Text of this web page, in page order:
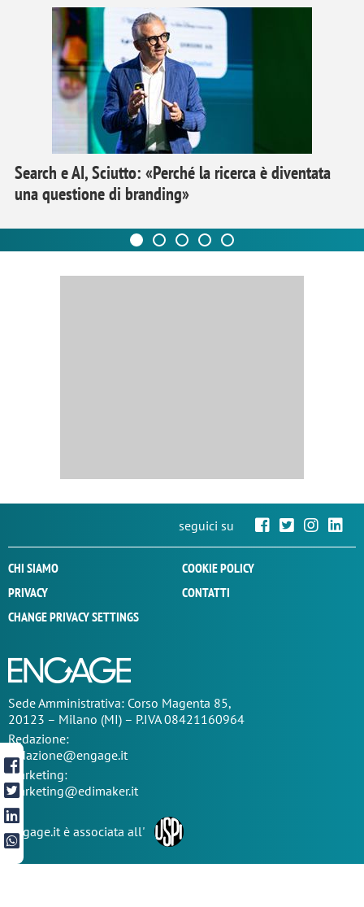
Search e AI, Sciutto: «Perché la ricerca è diventata
una questione di branding»
seguici su
CHI SIAMO
COOKIE POLICY
PRIVACY
CONTATTI
CHANGE PRIVACY SETTINGS
SedeAmministrativa: Corso Magenta 85,
20123 – Milano (MI) – P.IVA 08421160964
Redazione:
redazione@engage.it
Marketing:
marketing@edimaker.it
Engage.it è associata all'